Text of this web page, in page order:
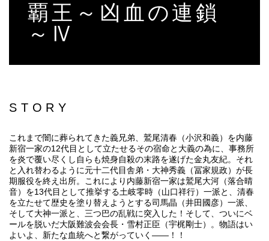
覇王～凶血の連鎖
～Ⅳ
STORY
これまで闇に葬られてきた義兄弟、鷲尾清春（小沢和義）を内藤
新宿一家の12代目として立たせるその宿命と大義の為に、事務所
を炎で覆い尽くし自らも焼身自殺の末路を遂げた金丸友紀。それ
と入れ替わるように元十二代目舎弟・大神秀義（冨家規政）が長
期服役を終え出所。これにより内藤新宿一家は鷲尾大河（落合晴
音）を13代目として推挙する土岐零時（山口祥行）一派と、清春
を立たせて歴史を塗り替えようとする司馬晶（井田國彦）一派、
そして大神一派と、三つ巴の乱戦に突入した！そして、ついにベ
ールを脱いだ大阪難波会会長・雪村正臣（宇梶剛士）。物語はい
よいよ、新たな血統へと繋がっていく――！！